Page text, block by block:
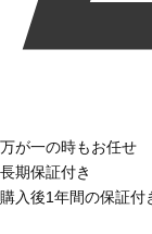
万が一の時もお任せ
長期保証付き
購入後1年間の保証